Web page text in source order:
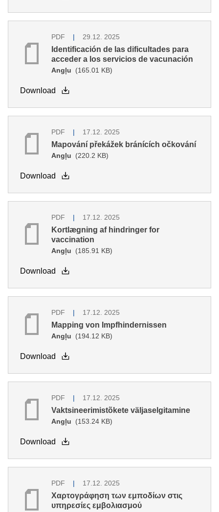
PDF 29.12. 2025
Identificación de las dificultades para
acceder a los servicios de vacunación
Angļu (165.01 KB)
Download
PDF 17.12. 2025
Mapování překážek bránících očkování
Angļu (220.2 KB)
Download
PDF 17.12. 2025
Kortlægning af hindringer for
vaccination
Angļu (185.91 KB)
Download
PDF 17.12. 2025
Mapping von Impfhindernissen
Angļu (194.12 KB)
Download
PDF 17.12. 2025
Vaktsineerimistõkete väljaselgitamine
Angļu (153.24 KB)
Download
PDF 17.12. 2025
Χαρτογράφηση των εμποδίων στις
υπηρεσίες εμβολιασμού